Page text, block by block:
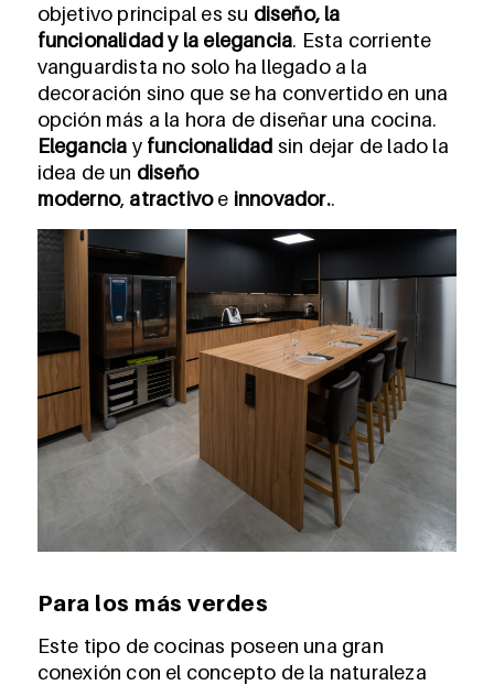
objetivo principal es su diseño, la
funcionalidad y la elegancia. Esta corriente
vanguardista no solo ha llegado a la
decoración sino que se ha convertido en una
opción más a la hora de diseñar una cocina.
Elegancia y funcionalidad sin dejar de lado la
idea de un diseño
moderno, atractivoe innovador..
Para los más verdes
Este tipo de cocinas poseen una gran
conexión con el concepto de la naturaleza